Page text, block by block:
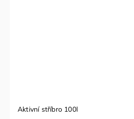
Aktivní stříbro 100l